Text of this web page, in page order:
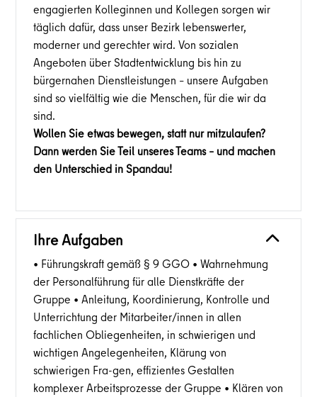
engagierten Kolleginnen und Kollegen sorgen wir
täglich dafür, dass unser Bezirk lebenswerter,
moderner und gerechter wird. Von sozialen
Angeboten über Stadtentwicklung bis hin zu
bürgernahen Dienstleistungen – unsere Aufgaben
sind so vielfältig wie die Menschen, für die wir da
sind.
Wollen Sie etwas bewegen, statt nur mitzulaufen?
Dann werden Sie Teil unseres Teams – und machen
den Unterschied in Spandau!
Ihre Aufgaben
• Führungskraft gemäß § 9 GGO • Wahrnehmung
der Personalführung für alle Dienstkräfte der
Gruppe • Anleitung, Koordinierung, Kontrolle und
Unterrichtung der Mitarbeiter/innen in allen
fachlichen Obliegenheiten, in schwierigen und
wichtigen Angelegenheiten, Klärung von
schwierigen Fra-gen, effizientes Gestalten
komplexer Arbeitsprozesse der Gruppe • Klären von